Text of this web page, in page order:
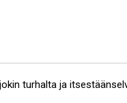
turhalta ja